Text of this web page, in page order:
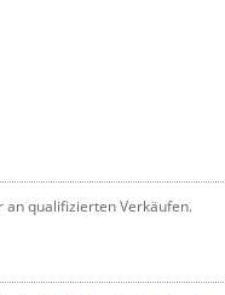
an qualifizierten Verkäufen.